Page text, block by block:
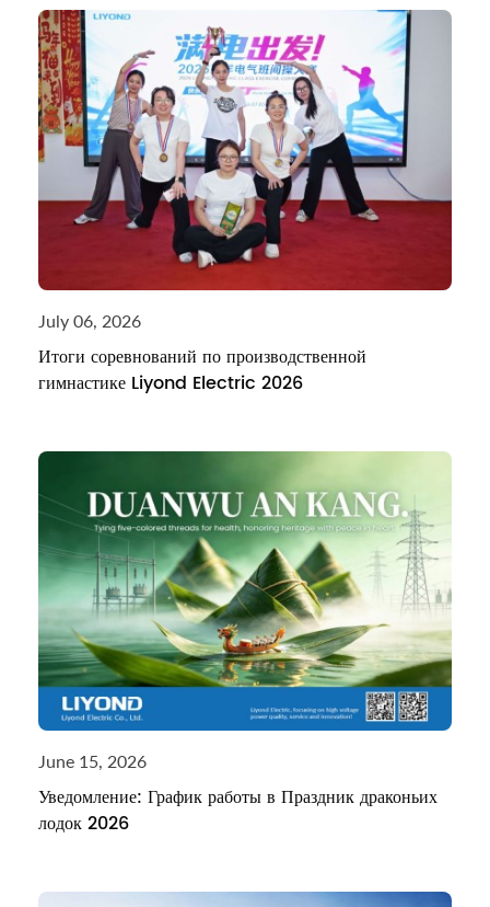
July 06, 2026
Итоги соревнований по производственной
гимнастике Liyond Electric 2026
June 15, 2026
Уведомление: График работы в Праздник драконьих
лодок 2026